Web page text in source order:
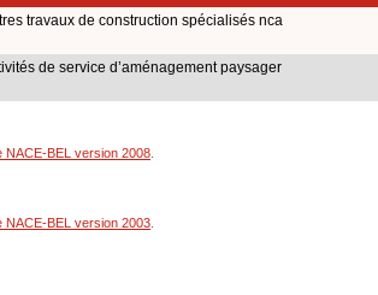
travaux de construction spécialisés nca
de service d’aménagement paysager
NACE-BEL version 2008
NACE-BEL version 2003